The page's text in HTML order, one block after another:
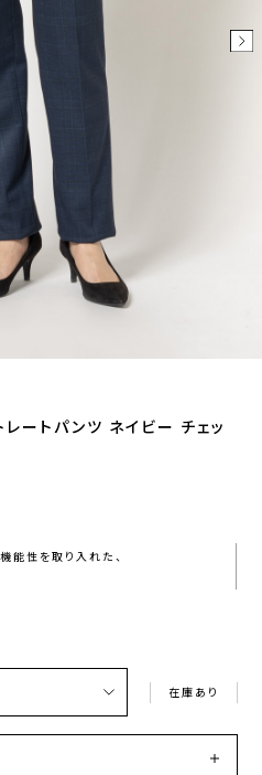
ートパンツ ネイビー チェッ
能性を取り入れた、
在庫あり